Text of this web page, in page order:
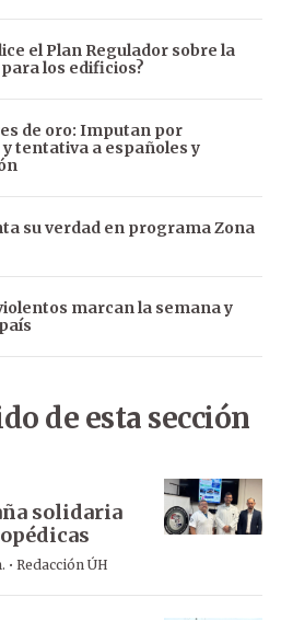
el Plan Regulador sobre la
los edificios?
de oro: Imputan por
tentativa a españoles y
su verdad en programa Zona
marcan la semana y
de esta sección
solidaria
· Redacción ÚH